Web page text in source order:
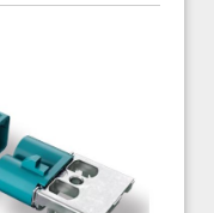
的射频连接器，被业